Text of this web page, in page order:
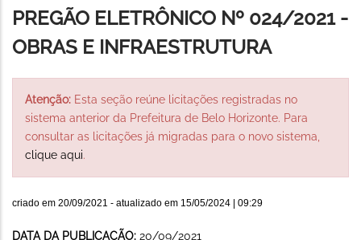
navegação
PREGÃO ELETRÔNICO Nº 024/2021 -
OBRAS E INFRAESTRUTURA
Atenção: Esta seção reúne licitações registradas no
sistema anterior da Prefeitura de Belo Horizonte. Para
consultar as licitações já migradas para o novo sistema,
clique aqui.
criado em 20/09/2021 - atualizado em 15/05/2024 | 09:29
DATA DA PUBLICAÇÃO: 20/09/2021